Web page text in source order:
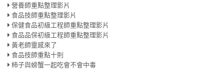
營養師重點整理影片
食品技師重點整理影片
保健食品初級工程師重點整理影片
食品品保初級工程師重點整理影片
黃老師靈感來了
食品技師重點十則
柿子與螃蟹一起吃會不會中毒